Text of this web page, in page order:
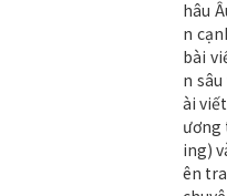
hâu
n
bài
n
ài
ương
ing)
ên